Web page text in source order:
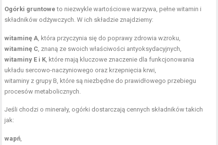
Ogórki gruntowe to niezwykle wartościowe warzywa, pełne witamin i
składników odżywczych. W ich składzie znajdziemy:
witaminę A, która przyczynia się do poprawy zdrowia wzroku,
witaminę C, znaną ze swoich właściwości antyoksydacyjnych,
witaminy E i K, które mają kluczowe znaczenie dla funkcjonowania
układu sercowo-naczyniowego oraz krzepnięcia krwi,
witaminy z grupy B, które są niezbędne do prawidłowego przebiegu
procesów metabolicznych.
Jeśli chodzi o minerały, ogórki dostarczają cennych składników takich
jak:
wapń,